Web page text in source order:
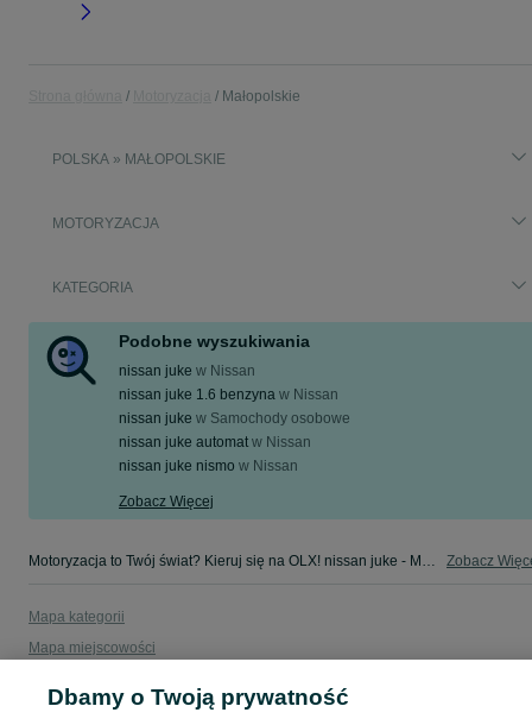
Małopolskie
POLSKA » MAŁOPOLSKIE
MOTORYZACJA
KATEGORIA
Podobne wyszukiwania
nissan juke w Nissan
nissan juke 1.6 benzyna w Nissan
nissan juke w Samochody osobowe
nissan juke automat w Nissan
nissan juke nismo w Nissan
Zobacz Więcej
Motoryzacja to Twój świat? Kieruj się na OLX! nissan juke - Małopolskie - tylko w kategorii Motoryzacja na OLX! Zobacz
Mapa kategorii
Mapa miejscowości
Popularne wyszukiwania
Dbamy o Twoją prywatność